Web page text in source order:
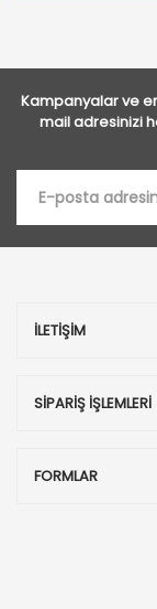
Kampanyalar ve
mail adresinizi
İLETİŞİM
SİPARİŞ İŞLEMLERİ
FORMLAR